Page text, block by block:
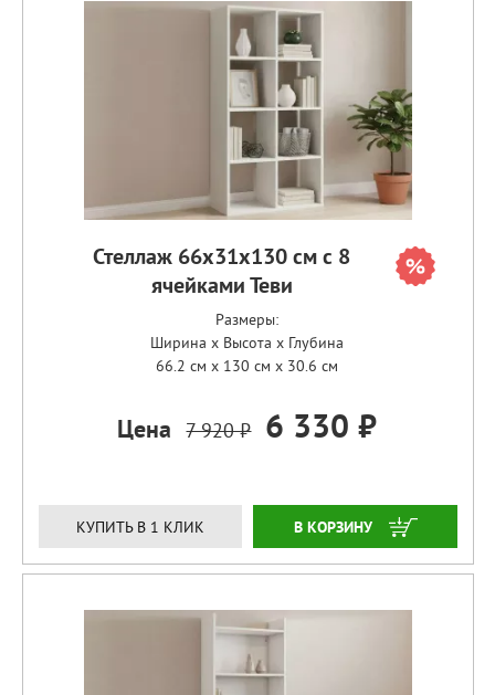
Стеллаж 66х31х130 см с 8
ячейками Теви
Размеры:
Ширина x Высота x Глубина
66.2 см x 130 см x 30.6 см
Цена 7 920 ₽ 6 330 ₽
КУПИТЬ В 1 КЛИК ЗАКАЗАТЬ